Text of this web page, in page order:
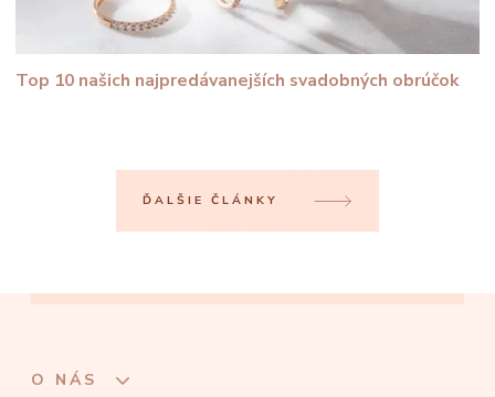
Top 10 našich najpredávanejších svadobných obrúčok
ĎALŠIE ČLÁNKY
O NÁS